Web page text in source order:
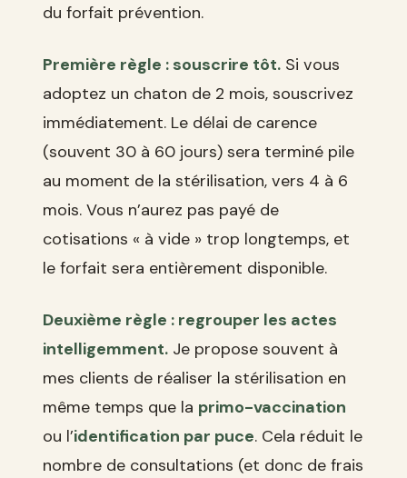
du forfait prévention.
Première règle : souscrire tôt. Si vous
adoptez un chaton de 2 mois, souscrivez
immédiatement. Le délai de carence
(souvent 30 à 60 jours) sera terminé pile
au moment de la stérilisation, vers 4 à 6
mois. Vous n’aurez pas payé de
cotisations « à vide » trop longtemps, et
le forfait sera entièrement disponible.
Deuxième règle : regrouper les actes
intelligemment. Je propose souvent à
mes clients de réaliser la stérilisation en
même temps que la primo-vaccination
ou l’identification par puce. Cela réduit le
nombre de consultations (et donc de frais